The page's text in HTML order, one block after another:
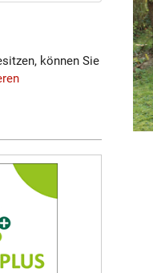
können Sie